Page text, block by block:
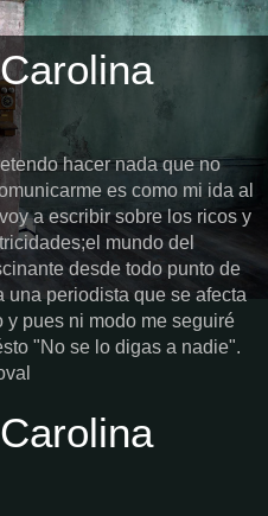
hacer nada que no
es como mi ida al
a escribir sobre los ricos y
mundo del
desde todo punto de
una periodista que se afecta
pues ni modo me seguiré
"No se lo digas a nadie".